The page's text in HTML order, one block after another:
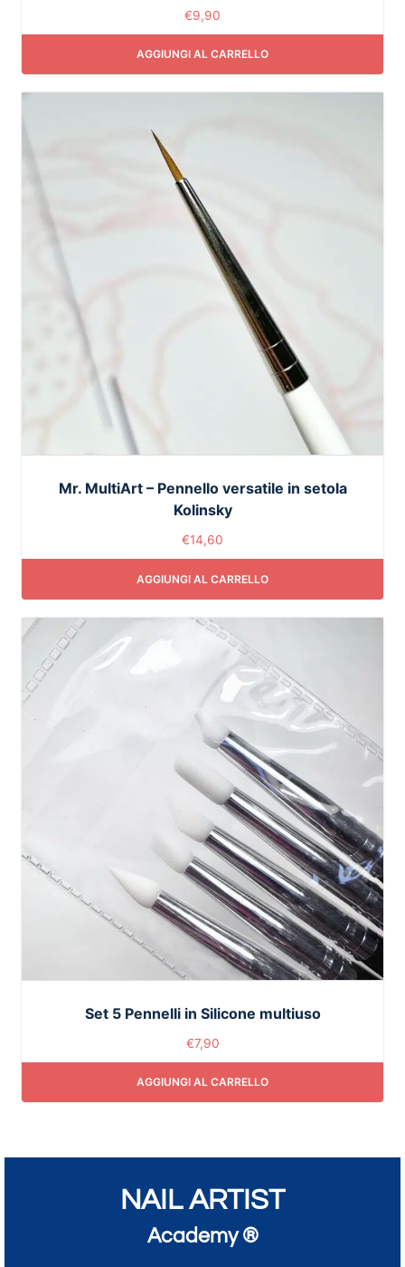
€9,90
AGGIUNGI AL CARRELLO
Mr. MultiArt – Pennello versatile in setola
Kolinsky
€14,60
AGGIUNGI AL CARRELLO
Set 5 Pennelli in Silicone multiuso
€7,90
AGGIUNGI AL CARRELLO
NAIL ARTIST
Academy ®